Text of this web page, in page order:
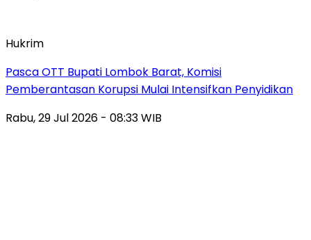
Hukrim
Pasca OTT Bupati Lombok Barat, Komisi
Pemberantasan Korupsi Mulai Intensifkan Penyidikan
Rabu, 29 Jul 2026 - 08:33 WIB